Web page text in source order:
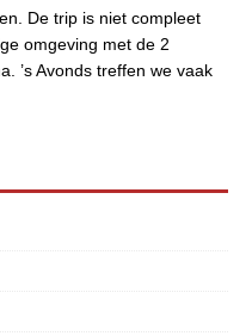
De trip is niet compleet
omgeving met de 2
’s Avonds treffen we vaak